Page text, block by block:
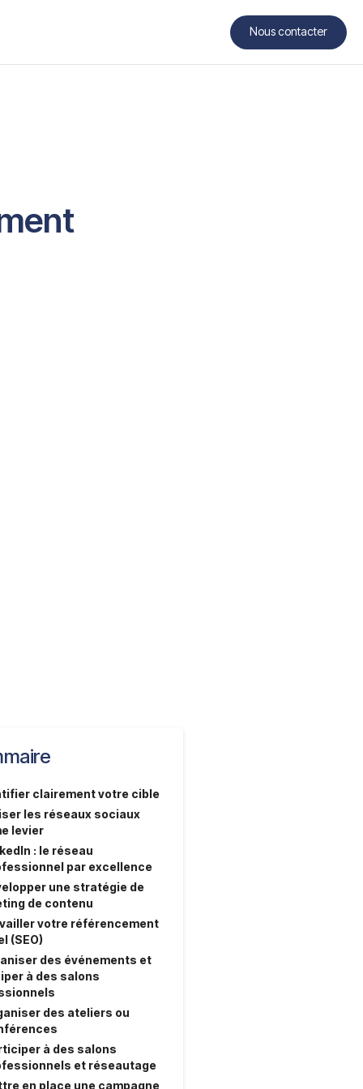
Nous contacter
Contact
clairement votre cible
les réseaux sociaux
levier
: le réseau
par excellence
une stratégie de
de contenu
votre référencement
(SEO)
des événements et
à des salons
des ateliers ou
à des salons
et réseautage
en place une campagne